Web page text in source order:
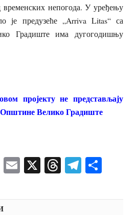
временских непогода. У уређењу
је предузеће „Arriva Litas“ са
Градиште има дугогодишњу
пројекту не представљају
Велико Градиште
WhatsApp
Email
X Threads